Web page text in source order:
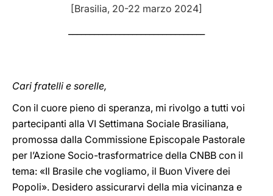
[Brasilia, 20-22 marzo 2024]
Cari fratelli e sorelle,
Con il cuore pieno di speranza, mi rivolgo a tutti voi
partecipanti alla VI Settimana Sociale Brasiliana,
promossa dalla Commissione Episcopale Pastorale
per l’Azione Socio-trasformatrice della CNBB con il
tema: «Il Brasile che vogliamo, il Buon Vivere dei
Popoli». Desidero assicurarvi della mia vicinanza e